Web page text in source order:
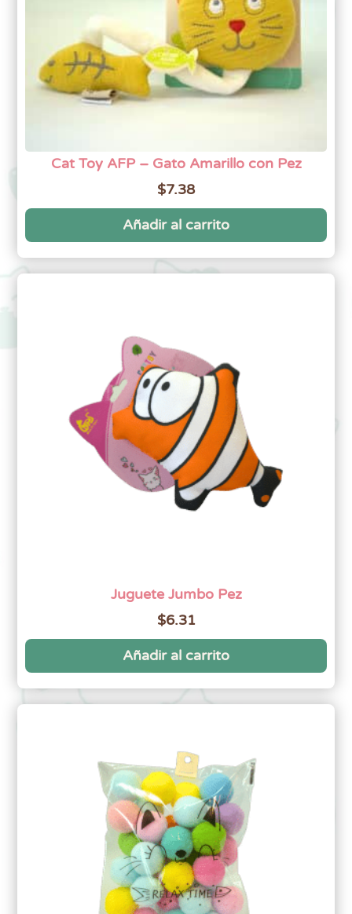
Cat Toy AFP – Gato Amarillo con Pez
$7.38
Añadir al carrito
Juguete Jumbo Pez
$6.31
Añadir al carrito